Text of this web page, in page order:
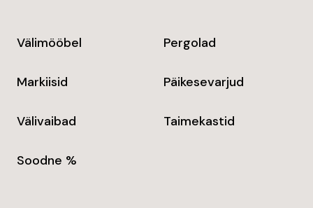
Välimööbel Pergolad
Markiisid Päikesevarjud
Välivaibad Taimekastid
Soodne %